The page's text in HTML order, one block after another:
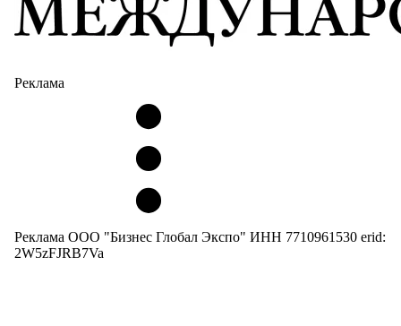
Реклама
Реклама ООО "Бизнес Глобал Экспо" ИНН 7710961530 erid:
2W5zFJRB7Va